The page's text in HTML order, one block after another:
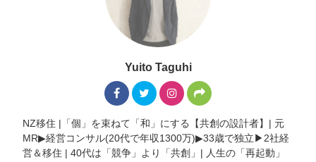
Yuito Taguhi
NZ移住 |「個」を束ねて「和」にする【共創の設計者】| 元
MR▶︎経営コンサル(20代で年収1300万)▶︎33歳で独立▶︎2社経
営＆移住 | 40代は「競争」より「共創」| 人生の「再起動」